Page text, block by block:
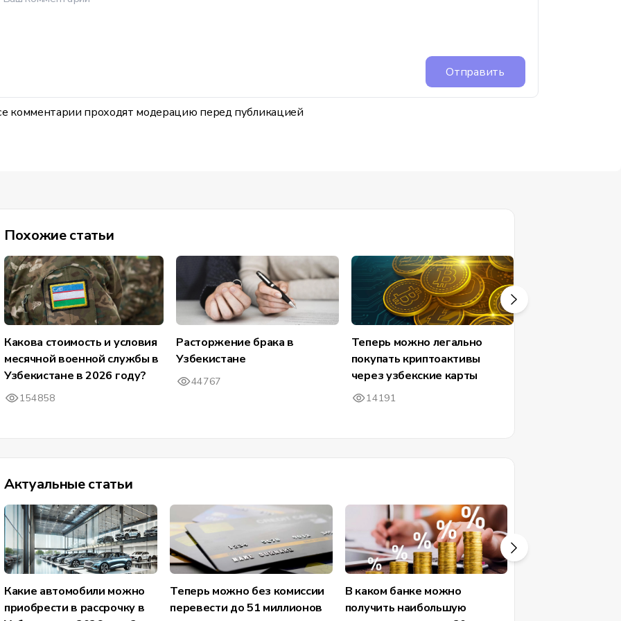
Отправить
комментарии проходят модерацию перед публикацией
Похожие статьи
Какова стоимость и условия
месячной военной службы в
Узбекистане в 2026 году?
154858
Расторжение брака в
Узбекистане
44767
Теперь можно легально
покупать криптоактивы
через узбекские карты
14191
Актуальные статьи
Какие автомобили можно
приобрести в рассрочку в
Теперь можно без комиссии
перевести до 51 миллионов
В каком банке можно
получить наибольшую